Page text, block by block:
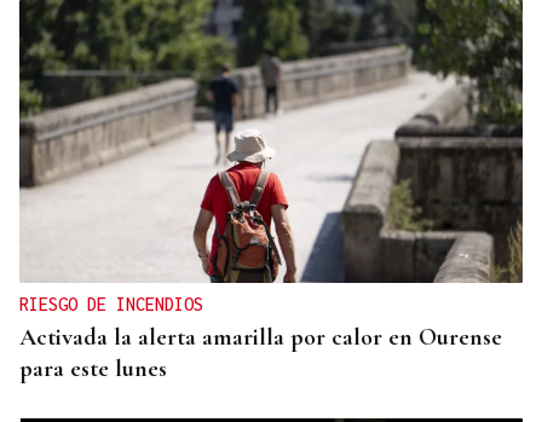
RIESGO DE INCENDIOS
Activada la alerta amarilla por calor en Ourense
para este lunes